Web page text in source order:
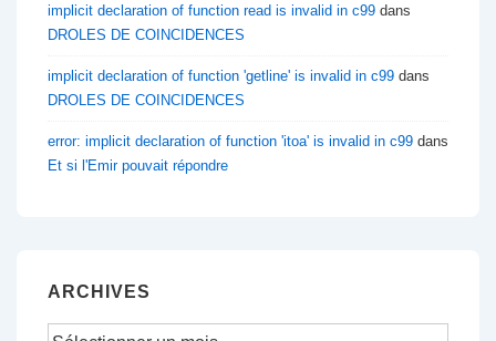
implicit declaration of function read is invalid in c99 dans
DROLES DE COINCIDENCES
implicit declaration of function 'getline' is invalid in c99 dans
DROLES DE COINCIDENCES
error: implicit declaration of function 'itoa' is invalid in c99 dans
Et si l'Emir pouvait répondre
ARCHIVES
Archives